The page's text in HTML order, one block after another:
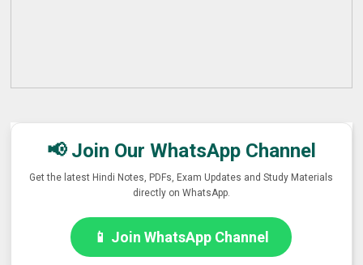
📢 Join Our WhatsApp Channel
Get the latest Hindi Notes, PDFs, Exam Updates and Study Materials
directly on WhatsApp.
📱 Join WhatsApp Channel